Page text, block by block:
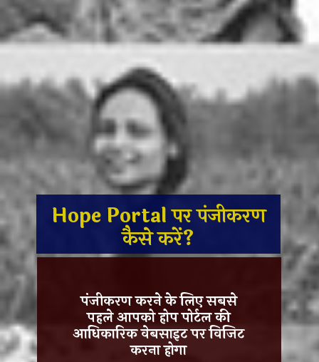
Hope Portal पर पंजीकरण
कैसे करें?
पंजीकरण करने के लिए सबसे
पहले आपकोहोप पोर्टलकी
आधिकारिक वेबसाइटपर विजिट
करना होगा